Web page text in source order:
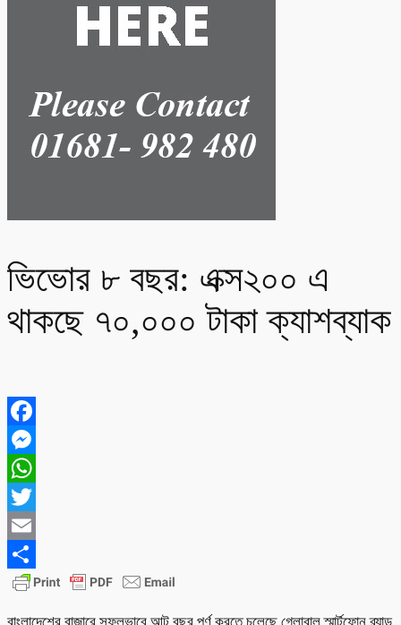
ভিভোর ৮ বছর: এক্স২০০ এ
থাকছে ৭০,০০০ টাকা ক্যাশব্যাক
Facebook
Messenger
WhatsApp
Twitter
Email
Share
বাংলাদেশের বাজারে সফলভাবে আট বছর পূর্ণ করতে চলেছে গ্লোবাল স্মার্টফোন ব্র্যান্ড